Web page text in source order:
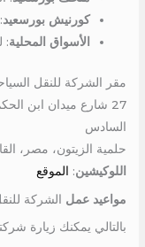
كورنيش بورسعيد
الأسواق المحلية:
مقر الشركة للنقل
27 شارع ميدان ابن
السادس
حلمية الزيتون، مصر،
اللوكيشين: الموقع
مواعيد عمل الشركة
بالتالي يمكنك زيارة